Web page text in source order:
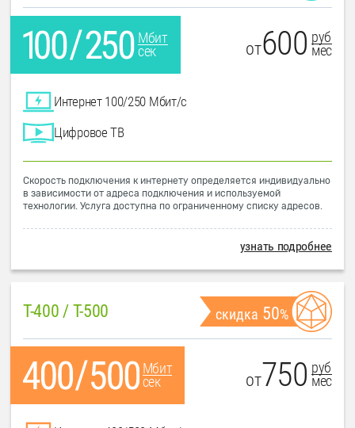
Мбит
сек
от600 руб
мес
Интернет 100/250 Мбит/с
Цифровое ТВ
Скорость подключения к интернету определяется индивидуально
в зависимости от адреса подключения и используемой
технологии. Услуга доступна по ограниченному списку адресов.
узнать подробнее
T-400 / T-500 скидка 50%
Мбит
сек
от750 руб
мес